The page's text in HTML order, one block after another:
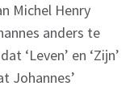
Michel Henry
anders te
‘Leven’ en ‘Zijn’
Johannes’